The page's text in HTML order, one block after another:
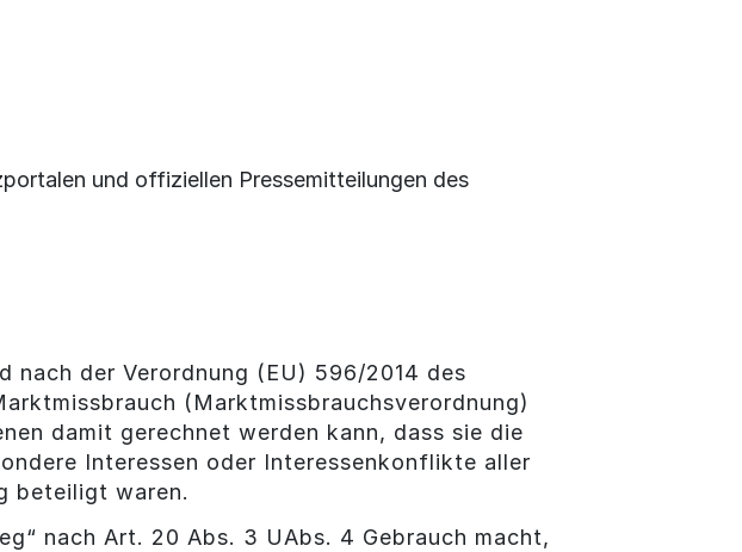
und offiziellen Pressemitteilungen des
nach der Verordnung (EU) 596/2014 des
(Marktmissbrauchsverordnung)
damit gerechnet werden kann, dass sie die
Interessen oder Interessenkonflikte aller
beteiligt waren.
nach Art. 20 Abs. 3 UAbs. 4 Gebrauch macht,